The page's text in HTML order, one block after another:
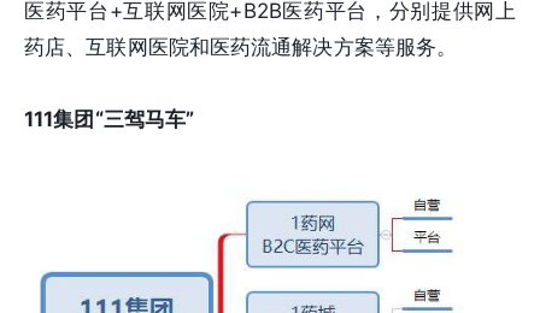
医药平台+互联网医院+B2B医药平台，分别提供网上
药店、互联网医院和医药流通解决方案等服务。
111集团“三驾马车”